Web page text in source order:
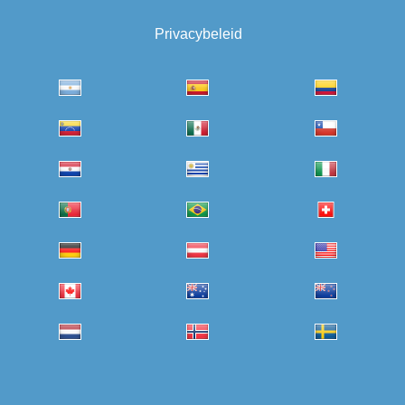
Privacybeleid